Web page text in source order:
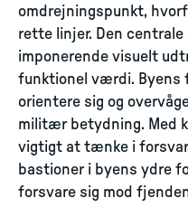
omdrejningspunkt,
rette linjer. Den
imponerende visuelt
funktionel værdi. Byens
orientere sig og
militær betydning. Med
vigtigt at tænke i
bastioner i byens ydre
forsvare sig mod